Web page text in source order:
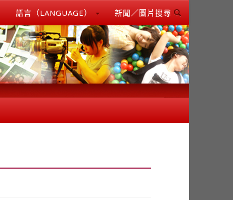
語言（LANGUAGE） 新聞／圖片搜尋